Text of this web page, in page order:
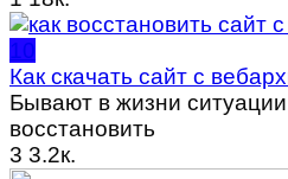
10
Как скачать сайт с
Бывают в жизни
восстановить
3 3.2к.